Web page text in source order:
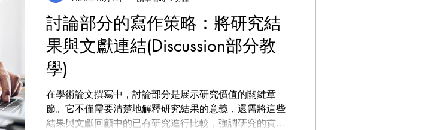
討論部分的寫作策略：將研究結
果與文獻連結(Discussion部分教
學)
在學術論文撰寫中，討論部分是展示研究價值的關鍵章
節。它不僅需要清楚地解釋研究結果的意義，還需將這些
結果與文獻回顧中的已有研究進行比較，強調研究的貢獻